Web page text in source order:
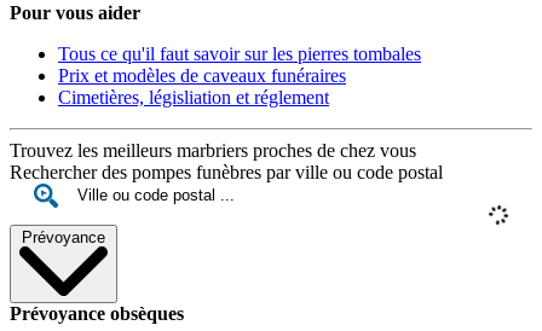
Pour vous aider
Tous ce qu'il faut savoir sur les pierres tombales
Prix et modèles de caveaux funéraires
Cimetières, législiation et réglement
Trouvez les meilleurs marbriers proches de chez vous
Rechercher des pompes funèbres par ville ou code postal
Prévoyance
Prévoyance obsèques